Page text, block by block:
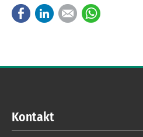
FacebookLinkedInE-mail
Kontakt